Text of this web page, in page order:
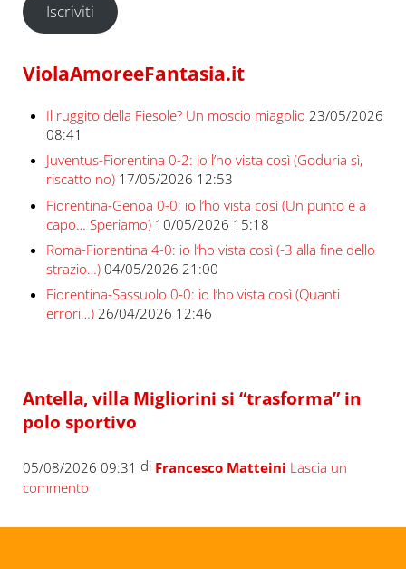
Iscriviti
ViolaAmoreeFantasia.it
Il ruggito della Fiesole? Un moscio miagolio 23/05/2026
08:41
Juventus-Fiorentina 0-2: io l’ho vista così (Goduria sì,
riscatto no) 17/05/2026 12:53
Fiorentina-Genoa 0-0: io l’ho vista così (Un punto e a
capo… Speriamo) 10/05/2026 15:18
Roma-Fiorentina 4-0: io l’ho vista così (-3 alla fine dello
strazio…) 04/05/2026 21:00
Fiorentina-Sassuolo 0-0: io l’ho vista così (Quanti
errori…) 26/04/2026 12:46
Antella, villa Migliorini si “trasforma” in
polo sportivo
05/08/2026 09:31 di Francesco Matteini Lascia un
commento